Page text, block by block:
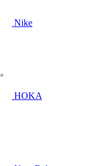
Nike
HOKA